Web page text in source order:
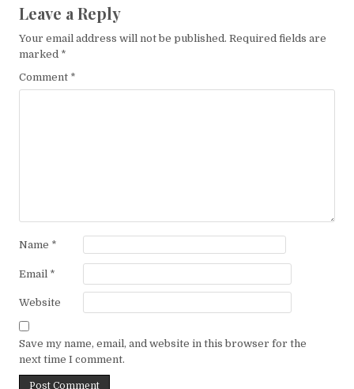
Leave a Reply
Your email address will not be published. Required fields are
marked *
Comment *
Name *
Email *
Website
Save my name, email, and website in this browser for the
next time I comment.